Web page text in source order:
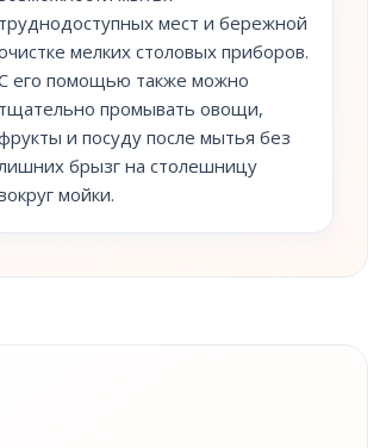
труднодоступных мест и бережной
мелких столовых приборов.
его помощью также можно
тщательно промывать овощи,
и посуду после мытья без
лишних брызг на столешницу
мойки.